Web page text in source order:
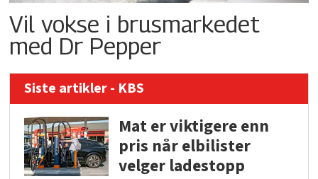
Vil vokse i brusmarkedet
med Dr Pepper
Siste artikler - KBS
Mat er viktigere enn
pris når elbilister
velger ladestopp